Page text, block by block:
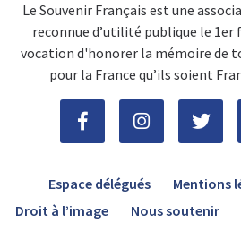
Le Souvenir Français est une
reconnue d’utilité publique le 1er
vocation d'honorer la mémoire de
pour la France qu’ils soient
Espace délégués Mentions
Droit à l’image
Nous soutenir